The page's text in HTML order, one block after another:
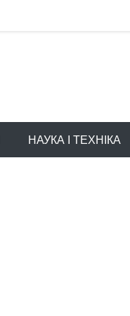
НАУКА І ТЕХНІКА